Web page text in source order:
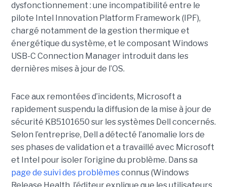
dysfonctionnement : une incompatibilité entre le
pilote Intel Innovation Platform Framework (IPF),
chargé notamment de la gestion thermique et
énergétique du système, et le composant Windows
USB-C Connection Manager introduit dans les
dernières mises à jour de l’OS.
Face aux remontées d’incidents, Microsoft a
rapidement suspendu la diffusion de la mise à jour de
sécurité KB5101650 sur les systèmes Dell concernés.
Selon l’entreprise, Dell a détecté l’anomalie lors de
ses phases de validation et a travaillé avec Microsoft
et Intel pour isoler l’origine du problème. Dans sa
page de suivi des problèmesconnus (Windows